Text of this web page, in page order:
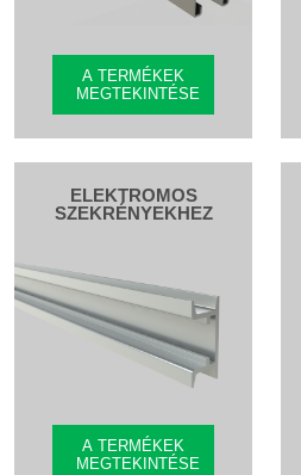
A TERMÉKEK
MEGTEKINTÉSE
ELEKTROMOS
SZEKRÉNYEKHEZ
A TERMÉKEK
MEGTEKINTÉSE